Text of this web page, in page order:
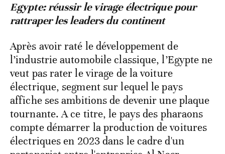
Egypte: réussir le virage électrique pour
rattraper les leaders du continent
Après avoir raté le développement de
l’industrie automobile classique, l’Egypte ne
veut pas rater le virage de la voiture
électrique, segment sur lequel le pays
affiche ses ambitions de devenir une plaque
tournante. A ce titre, le pays des pharaons
compte démarrer la production de voitures
électriques en 2023 dans le cadre d'un